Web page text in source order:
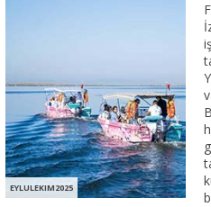
EYLULEKIM2025